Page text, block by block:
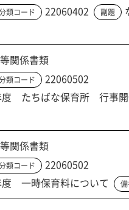
類コード 22060402 副題
関係書類
類コード 22060502
度 たちばな保育所 行事開
関係書類
類コード 22060502
度 一時保育料について